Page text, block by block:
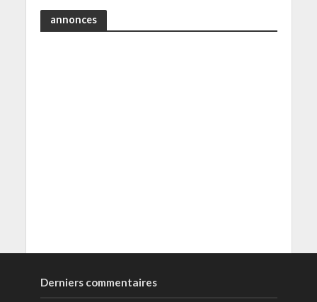
annonces
Derniers commentaires